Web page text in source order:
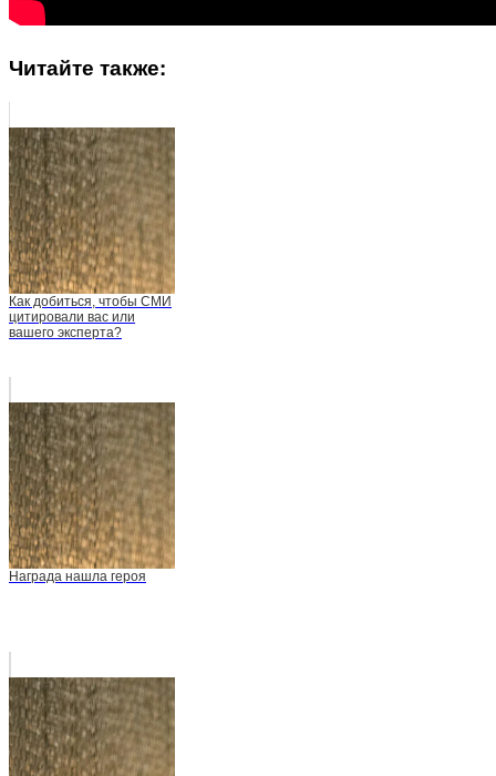
Читайте также:
Как добиться, чтобы СМИ
цитировали вас или
вашего эксперта?
Награда нашла героя